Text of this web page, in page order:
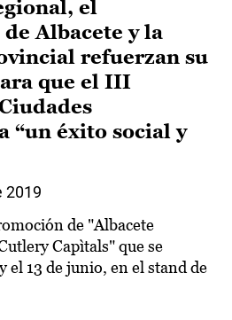
el
Albacete y la
refuerzan su
que el III
“un éxito social y
2019
de "Albacete
Capìtals" que se
el 13 de junio, en el stand de